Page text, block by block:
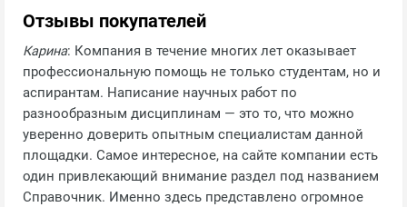
Отзывы покупателей
Карина: Компания в течение многих лет оказывает
профессиональную помощь не только студентам, но и
аспирантам. Написание научных работ по
разнообразным дисциплинам — это то, что можно
уверенно доверить опытным специалистам данной
площадки. Самое интересное, на сайте компании есть
один привлекающий внимание раздел под названием
Справочник. Именно здесь представлено огромное